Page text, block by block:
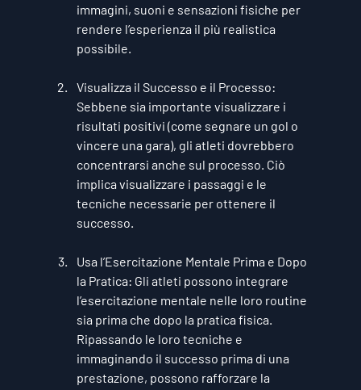
immagini, suoni e sensazioni fisiche per
rendere l’esperienza il più realistica
possibile.
Visualizza il Successo e il Processo:
Sebbene sia importante visualizzare i
risultati positivi (come segnare un gol o
vincere una gara), gli atleti dovrebbero
concentrarsi anche sul processo. Ciò
implica visualizzare i passaggi e le
tecniche necessarie per ottenere il
successo.
Usa l’Esercitazione Mentale Prima e Dopo
la Pratica: Gli atleti possono integrare
l’esercitazione mentale nelle loro routine
sia prima che dopo la pratica fisica.
Ripassando le loro tecniche e
immaginando il successo prima di una
prestazione, possono rafforzare la